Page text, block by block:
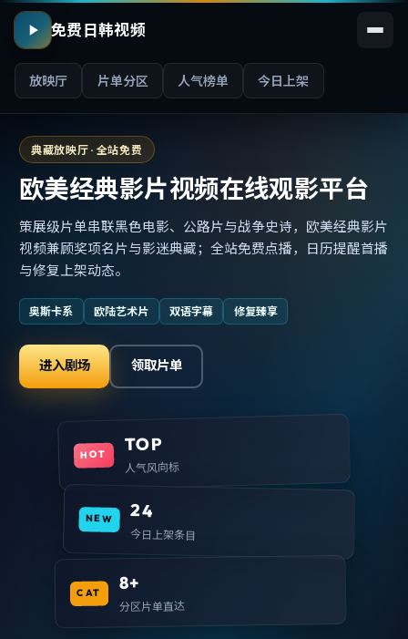
免费日韩视频
放映厅 片单分区 人气榜单 今日上架
典藏放映厅 · 全站免费
欧美经典影片视频在线观影平台
策展级片单串联黑色电影、公路片与战争史诗，欧美经典影片
视频兼顾奖项名片与影迷典藏；全站免费点播，日历提醒首播
与修复上架动态。
奥斯卡系 欧陆艺术片 双语字幕 修复臻享
进入剧场 领取片单
HOT TOP
人气风向标
NEW 24
今日上架条目
CAT 8+
分区片单直达